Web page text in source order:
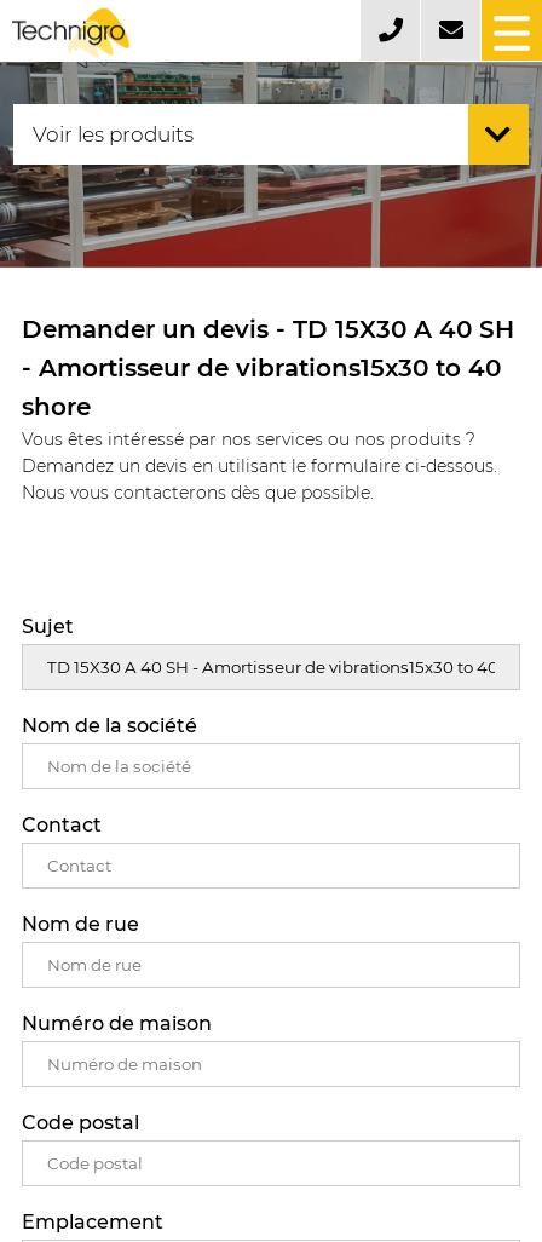
Demander un devis - TD 15X30 A 40 SH
- Amortisseur de vibrations15x30 to 40
shore
Vous êtes intéressé par nos services ou nos produits ?
Demandez un devis en utilisant le formulaire ci-dessous.
Nous vous contacterons dès que possible.
Sujet
Nom de la société
Contact
Nom de rue
Numéro de maison
Code postal
Emplacement